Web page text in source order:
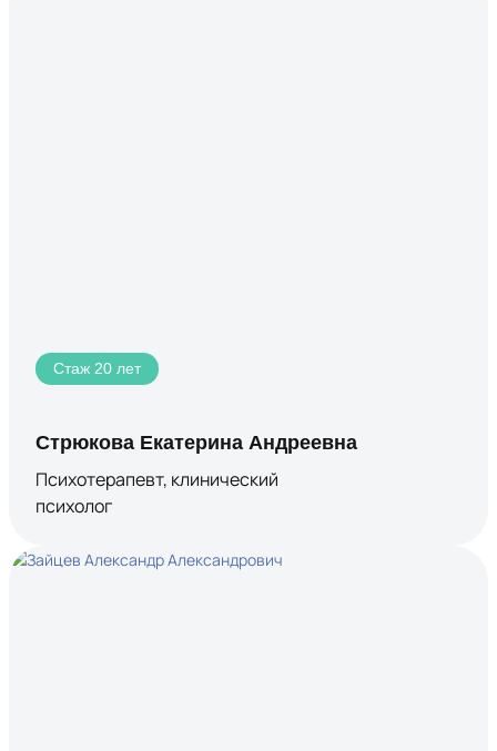
Стаж 20 лет
Стрюкова Екатерина Андреевна
Психотерапевт, клинический
психолог